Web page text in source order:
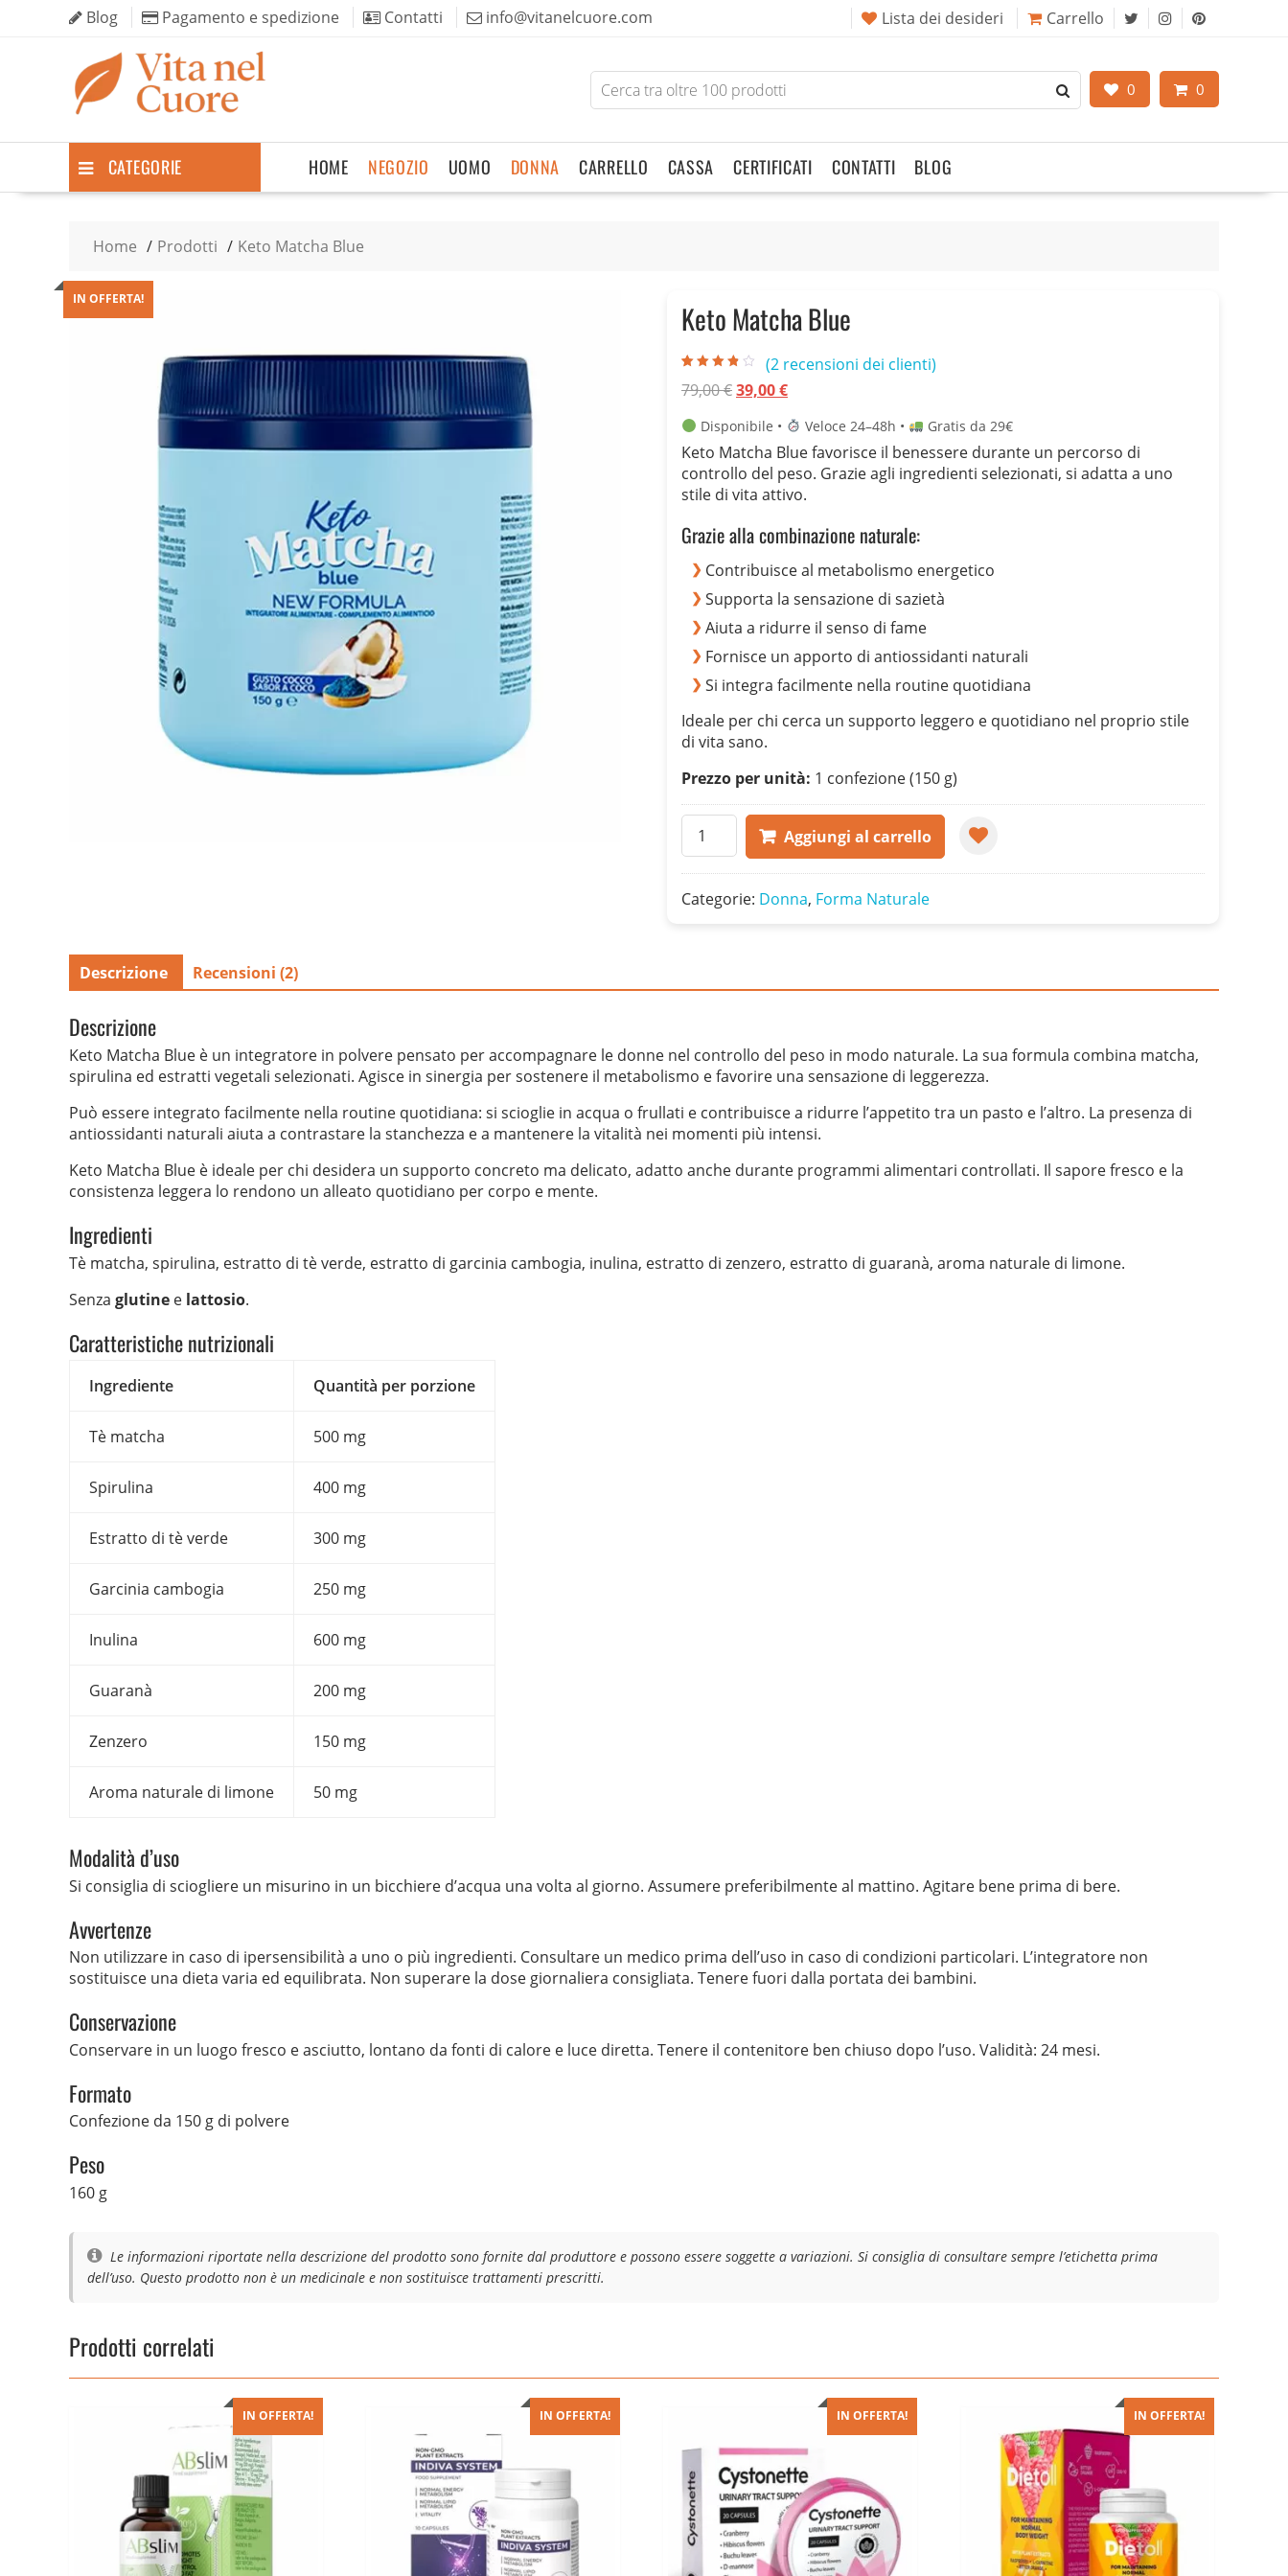
Blog Pagamento e spedizione Contatti info@vitanelcuore.com Lista dei desideri Carrello
0 0
Search
for
CATEGORIE HOME NEGOZIO UOMO DONNA CARRELLO CASSA CERTIFICATI CONTATTI BLOG
Home Prodotti Keto Matcha Blue
IN OFFERTA!
Keto Matcha Blue
3.50su 5
su base
recensioni
(2 recensioni dei clienti)
79,00€Il
originale
era:
79,00 €.
39,00€Il
attuale
è:
39,00 €.
Disponibile • Veloce 24–48h • Gratis da 29€
Keto Matcha Blue favorisce il benessere durante un percorso di
controllo del peso. Grazie agli ingredienti selezionati, si adatta a uno
stile di vita attivo.
Grazie alla combinazione naturale:
Contribuisce al metabolismo energetico
Supporta la sensazione di sazietà
Aiuta a ridurre il senso di fame
Fornisce un apporto di antiossidanti naturali
Si integra facilmente nella routine quotidiana
Ideale per chi cerca un supporto leggero e quotidiano nel proprio stile
di vita sano.
Prezzo per unità: 1 confezione (150 g)
Keto
Matcha
Aggiungi al carrello
Categorie: Donna, Forma Naturale
Descrizione Recensioni (2)
Descrizione
Keto Matcha Blue è un integratore in polvere pensato per accompagnare le donne nel controllo del peso in modo naturale. La sua formula combina matcha,
spirulina ed estratti vegetali selezionati. Agisce in sinergia per sostenere il metabolismo e favorire una sensazione di leggerezza.
Può essere integrato facilmente nella routine quotidiana: si scioglie in acqua o frullati e contribuisce a ridurre l’appetito tra un pasto e l’altro. La presenza di
antiossidanti naturali aiuta a contrastare la stanchezza e a mantenere la vitalità nei momenti più intensi.
Keto Matcha Blue è ideale per chi desidera un supporto concreto ma delicato, adatto anche durante programmi alimentari controllati. Il sapore fresco e la
consistenza leggera lo rendono un alleato quotidiano per corpo e mente.
Ingredienti
Tè matcha, spirulina, estratto di tè verde, estratto di garcinia cambogia, inulina, estratto di zenzero, estratto di guaranà, aroma naturale di limone.
Senza glutine e lattosio.
Caratteristiche nutrizionali
Ingrediente Quantità per porzione
Tè matcha 500 mg
Spirulina 400 mg
Estratto di tè verde 300 mg
Garcinia cambogia 250 mg
Inulina 600 mg
Guaranà 200 mg
Zenzero 150 mg
Aroma naturale di limone 50 mg
Modalità d’uso
Si consiglia di sciogliere un misurino in un bicchiere d’acqua una volta al giorno. Assumere preferibilmente al mattino. Agitare bene prima di bere.
Avvertenze
Non utilizzare in caso di ipersensibilità a uno o più ingredienti. Consultare un medico prima dell’uso in caso di condizioni particolari. L’integratore non
sostituisce una dieta varia ed equilibrata. Non superare la dose giornaliera consigliata. Tenere fuori dalla portata dei bambini.
Conservazione
Conservare in un luogo fresco e asciutto, lontano da fonti di calore e luce diretta. Tenere il contenitore ben chiuso dopo l’uso. Validità: 24 mesi.
Formato
Confezione da 150 g di polvere
Peso
160 g
Le informazioni riportate nella descrizione del prodotto sono fornite dal produttore e possono essere soggette a variazioni. Si consiglia di consultare sempre l’etichetta prima
dell’uso. Questo prodotto non è un medicinale e non sostituisce trattamenti prescritti.
Prodotti correlati
IN OFFERTA! IN OFFERTA! IN OFFERTA! IN OFFERTA!